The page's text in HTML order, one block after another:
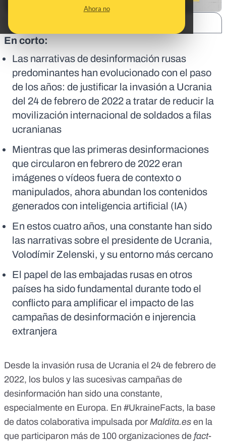
Ahora no
En corto:
Las narrativas de desinformación rusas
predominantes han evolucionado con el paso
de los años: de justificar la invasión a Ucrania
del 24 de febrero de 2022 a tratar de reducir la
movilización internacional de soldados a filas
ucranianas
Mientras que las primeras desinformaciones
que circularon en febrero de 2022 eran
imágenes o vídeos fuera de contexto o
manipulados, ahora abundan los contenidos
generados con inteligencia artificial (IA)
En estos cuatro años, una constante han sido
las narrativas sobre el presidente de Ucrania,
Volodímir Zelenski, y su entorno más cercano
El papel de las embajadas rusas en otros
países ha sido fundamental durante todo el
conflicto para amplificar el impacto de las
campañas de desinformación e injerencia
extranjera
Desde la invasión rusa de Ucrania el 24 de febrero de
2022, los bulos y las sucesivas campañas de
desinformación han sido una constante,
especialmente en Europa. En #UkraineFacts, la base
de datos colaborativa impulsada por Maldita.es en la
que participaron más de 100 organizaciones de fact-